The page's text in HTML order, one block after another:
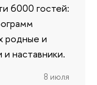
6000 гостей:
родные и
наставники.
8 июля